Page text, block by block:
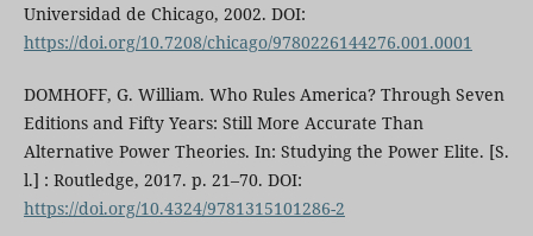
Universidad de Chicago, 2002. DOI:
https://doi.org/10.7208/chicago/9780226144276.001.0001
DOMHOFF, G. William. Who Rules America? Through Seven
Editions and Fifty Years: Still More Accurate Than
Alternative Power Theories. In: Studying the Power Elite. [S.
l.] : Routledge, 2017. p. 21–70. DOI:
https://doi.org/10.4324/9781315101286-2